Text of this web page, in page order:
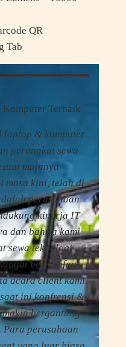
QR
Tab
Terbaik
laptop & komputer
perangkat sewa
majunya
masa kini, telah di
perusahaan
kinerja IT
dan bahwa kami
sewa teknologi
bermanfaat
acara client kami.
ini,konfrensi &
bergantung
perusahaan